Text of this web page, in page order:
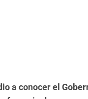
a conocer el